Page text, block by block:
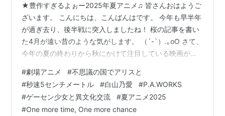
★豊作すぎるよぉー2025年夏アニメ♫ 皆さんおはようご
ざいます。 こんにちは、こんばんはです。 今年も早半年
が過ぎ去り、後半戦に突入しましたね！ 桜の記事を書い
た4月が遠い昔のような気がします。 （´-`）.｡oO さて、
今年の夏の終わりから秋にかけて注目している映画があ
メートル」です。 引用元:映画.comより 秒速5センチメー
トルは自分と新海誠監督作品との出会いの作品でありま
す。 引用元: 「秒速5センチメートル」公式サイトより 新
海監督の感性フィルターを通して描かれる何気ない日常
#劇場アニメ #不思議の国でアリスと
#秒速5センチメートル #白山乃愛 #P.A.WORKS
#ゲーセン少女と異文化交流 #夏アニメ2025
#One more time, One more chance